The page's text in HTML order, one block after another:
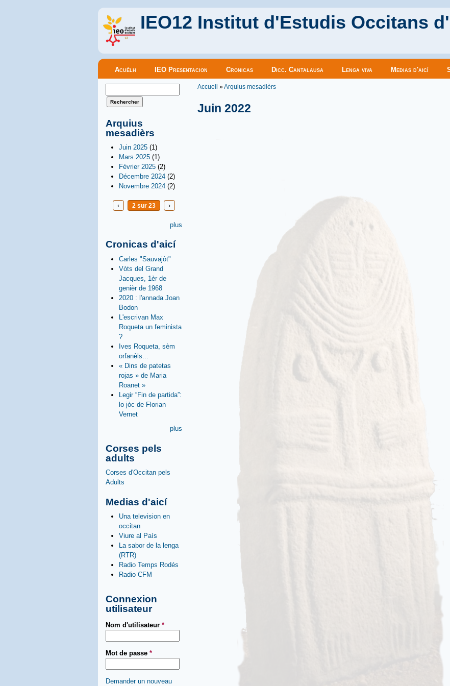
IEO12 Institut d'Estudis Occitans
Menu principal
Acuèlh IEO Presentacion Cronicas Dicc. Cantalausa Lenga viva Medias d'aicí
Formulaire de recherche
Arquius
mesadièrs
Juin 2025 (1)
Mars 2025 (1)
Février 2025 (2)
Décembre 2024 (2)
Novembre 2024 (2)
‹ 2 sur 23 ›
plus
Cronicas d'aicí
Carles "Sauvajòt"
Vòts del Grand
Jacques, 1èr de
genièr de 1968
2020 : l'annada Joan
Bodon
L'escrivan Max
Roqueta un feminista
?
Ives Roqueta, sèm
orfanèls...
« Dins de patetas
rojas » de Maria
Roanet »
Legir “Fin de partida”:
lo jòc de Florian
Vernet
plus
Corses pels
adults
Corses d'Occitan pels
Adults
Medias d'aicí
Una television en
occitan
Viure al País
La sabor de la lenga
(RTR)
Radio Temps Rodés
Radio CFM
Connexion
utilisateur
Nom d'utilisateur *
Mot de passe *
Demander un nouveau
Vous êtes ici
Accueil »Arquius mesadièrs
Juin 2022